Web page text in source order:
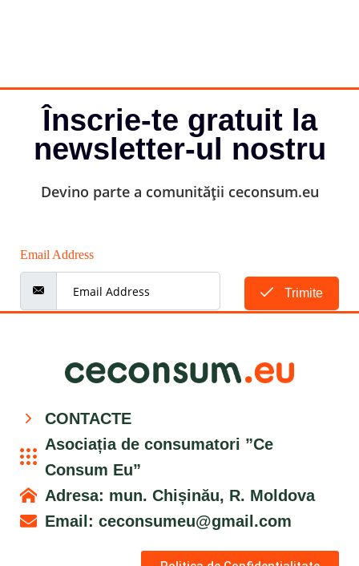
Înscrie-te gratuit la
newsletter-ul nostru
Devino parte a comunității ceconsum.eu
Email Address
Trimite
CONTACTE
Asociația de consumatori ”Ce
Consum Eu”
Adresa: mun. Chișinău, R. Moldova
Email:ceconsumeu@gmail.com